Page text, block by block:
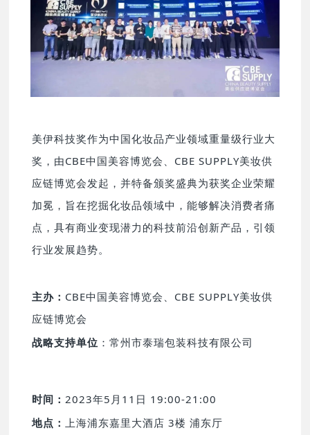
美伊科技奖作为中国化妆品产业领域重量级行业大
奖，由CBE中国美容博览会、CBE SUPPLY美妆供
应链博览会发起，并特备颁奖盛典为获奖企业荣耀
加冕，旨在挖掘化妆品领域中，能够解决消费者痛
点，具有商业变现潜力的科技前沿创新产品，引领
行业发展趋势。
主办： CBE中国美容博览会、CBE SUPPLY美妆供
应链博览会
战略支持单位 ：常州市泰瑞包装科技有限公司
时间： 2023年5月11日 19:00-21:00
地点：
上海浦东嘉里大酒店 3楼 浦东厅